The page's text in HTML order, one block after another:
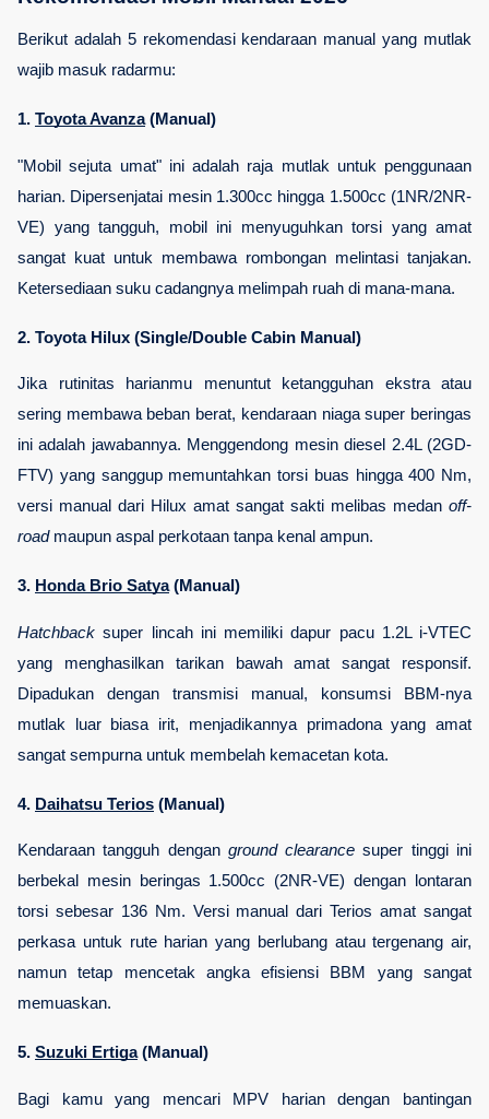
Berikut adalah 5 rekomendasi kendaraan manual yang mutlak
wajib masuk radarmu:
1. Toyota Avanza (Manual)
"Mobil sejuta umat" ini adalah raja mutlak untuk penggunaan
harian. Dipersenjatai mesin 1.300cc hingga 1.500cc (1NR/2NR-
VE) yang tangguh, mobil ini menyuguhkan torsi yang amat
sangat kuat untuk membawa rombongan melintasi tanjakan.
Ketersediaan suku cadangnya melimpah ruah di mana-mana.
2. Toyota Hilux (Single/Double Cabin Manual)
Jika rutinitas harianmu menuntut ketangguhan ekstra atau
sering membawa beban berat, kendaraan niaga super beringas
ini adalah jawabannya. Menggendong mesin diesel 2.4L (2GD-
FTV) yang sanggup memuntahkan torsi buas hingga 400 Nm,
versi manual dari Hilux amat sangat sakti melibas medan off-
road maupun aspal perkotaan tanpa kenal ampun.
3. Honda Brio Satya (Manual)
Hatchback super lincah ini memiliki dapur pacu 1.2L i-VTEC
yang menghasilkan tarikan bawah amat sangat responsif.
Dipadukan dengan transmisi manual, konsumsi BBM-nya
mutlak luar biasa irit, menjadikannya primadona yang amat
sangat sempurna untuk membelah kemacetan kota.
4. Daihatsu Terios (Manual)
Kendaraan tangguh dengan ground clearance super tinggi ini
berbekal mesin beringas 1.500cc (2NR-VE) dengan lontaran
torsi sebesar 136 Nm. Versi manual dari Terios amat sangat
perkasa untuk rute harian yang berlubang atau tergenang air,
namun tetap mencetak angka efisiensi BBM yang sangat
memuaskan.
5. Suzuki Ertiga (Manual)
Bagi kamu yang mencari MPV harian dengan bantingan